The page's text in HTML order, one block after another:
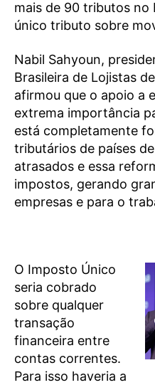
mais de 90 tributos no
único tributo sobre
Nabil Sahyoun,
Brasileira de Lojistas
afirmou que o apoio a
extrema importância
está completamente
tributários de países
atrasados e essa
impostos, gerando
empresas e para o
O Imposto Único
seria cobrado
sobre qualquer
transação
financeira entre
contas correntes.
Para isso haveria a